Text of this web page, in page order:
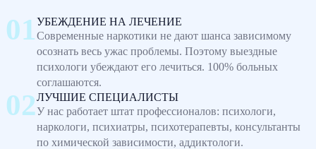
УБЕЖДЕНИЕ НА ЛЕЧЕНИЕ
Современные наркотики не дают шанса зависимому
осознать весь ужас проблемы. Поэтому выездные
психологи убеждают его лечиться. 100% больных
соглашаются.
ЛУЧШИЕ СПЕЦИАЛИСТЫ
У нас работает штат профессионалов: психологи,
наркологи, психиатры, психотерапевты, консультанты
по химической зависимости, аддиктологи.